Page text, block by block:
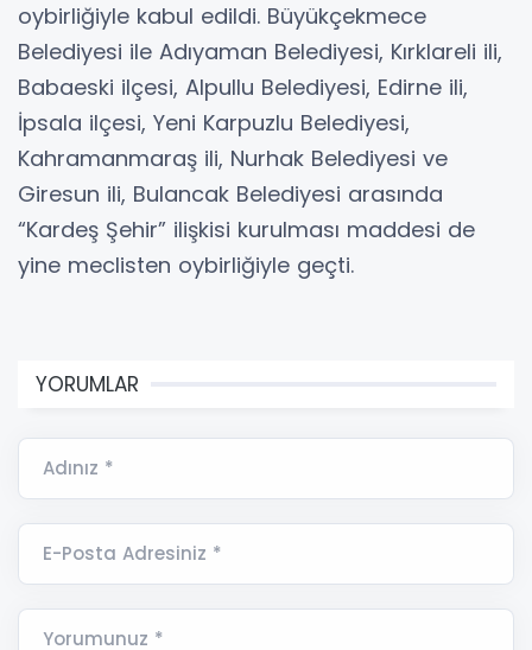
oybirliğiyle kabul edildi. Büyükçekmece
Belediyesi ile Adıyaman Belediyesi, Kırklareli ili,
Babaeski ilçesi, Alpullu Belediyesi, Edirne ili,
İpsala ilçesi, Yeni Karpuzlu Belediyesi,
Kahramanmaraş ili, Nurhak Belediyesi ve
Giresun ili, Bulancak Belediyesi arasında
“Kardeş Şehir” ilişkisi kurulması maddesi de
yine meclisten oybirliğiyle geçti.
YORUMLAR
Adınız *
E-Posta Adresiniz *
Yorumunuz *